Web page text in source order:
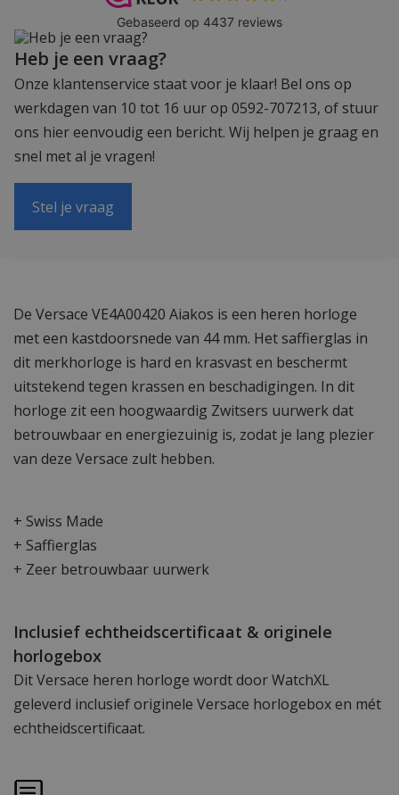
Heb je een vraag?
Onze klantenservice staat voor je klaar! Bel ons op
werkdagen van 10 tot 16 uur op 0592-707213, of stuur
ons hier eenvoudig een bericht. Wij helpen je graag en
snel met al je vragen!
Stel je vraag
De Versace VE4A00420 Aiakos is een heren horloge
met een kastdoorsnede van 44 mm. Het saffierglas in
dit merkhorloge is hard en krasvast en beschermt
uitstekend tegen krassen en beschadigingen. In dit
horloge zit een hoogwaardig Zwitsers uurwerk dat
betrouwbaar en energiezuinig is, zodat je lang plezier
van deze Versace zult hebben.
+ Swiss Made
+ Saffierglas
+ Zeer betrouwbaar uurwerk
Inclusief echtheidscertificaat & originele
horlogebox
Dit Versace heren horloge wordt door WatchXL
geleverd inclusief originele Versace horlogebox en mét
echtheidscertificaat.